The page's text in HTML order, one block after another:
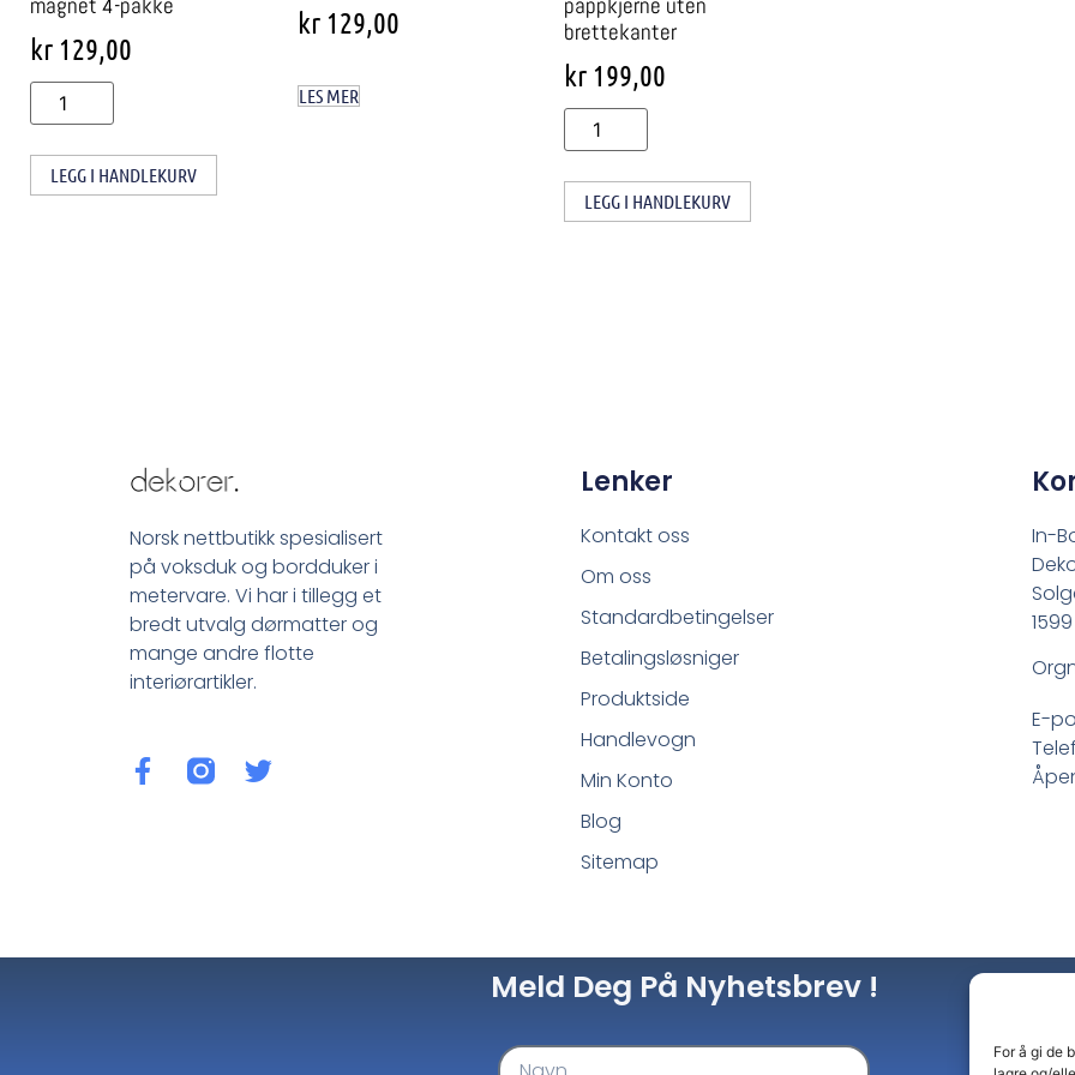
For å gi de
kr 129,00
LEGG I HANDLEKURV
kr129,00
LES MER
brettekanter
kr 199,00
LEGG I HANDLEKURV
Norsk nettbutikk spesialisert
på voksduk og bordduker i
metervare. Vi har i tillegg et
bredt utvalg dørmatter og
mange andre flotte
interiørartikler.
Lenker
Kontakt oss
Om oss
Standardbetingelser
Betalingsløsniger
Produktside
Handlevogn
Min Konto
Blog
Sitemap
In-
E-
Meld Deg På Nyhetsbrev !